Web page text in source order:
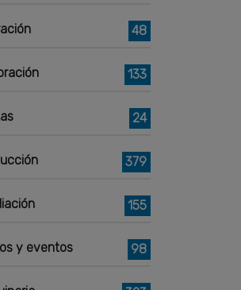
48
133
24
379
155
y eventos 98